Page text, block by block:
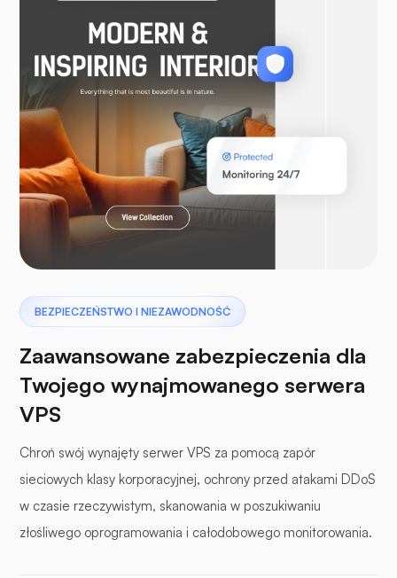
WooCommerce
Laravel
Pterodaktyl
BEZPIECZEŃSTWO I NIEZAWODNOŚĆ
Zaawansowane zabezpieczenia dla
Twojego wynajmowanego serwera
VPS
Chroń swój wynajęty serwer VPS za pomocą zapór
sieciowych klasy korporacyjnej, ochrony przed atakami DDoS
w czasie rzeczywistym, skanowania w poszukiwaniu
złośliwego oprogramowania i całodobowego monitorowania.